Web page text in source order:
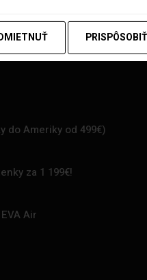
do Ameriky od 499€)
za 1 199€!
Air
PRISPÔSOBIŤ